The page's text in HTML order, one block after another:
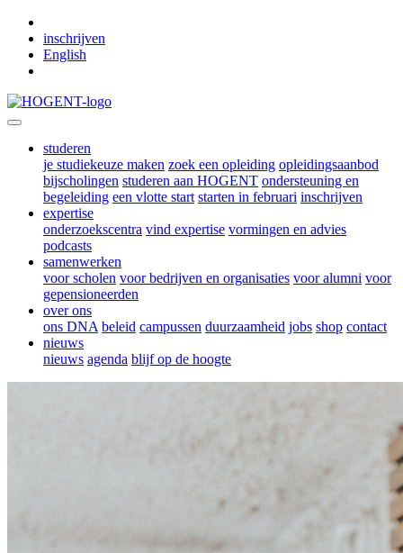
inschrijven
English
studeren
je studiekeuze maken zoek een opleiding opleidingsaanbod
bijscholingen studeren aan HOGENT ondersteuning en
begeleiding een vlotte start starten in februari inschrijven
expertise
onderzoekscentra vind expertise vormingen en advies
podcasts
samenwerken
voor scholen voor bedrijven en organisaties voor alumni voor
gepensioneerden
over ons
ons DNA beleid campussen duurzaamheid jobs shop contact
nieuws
nieuws agenda blijf op de hoogte